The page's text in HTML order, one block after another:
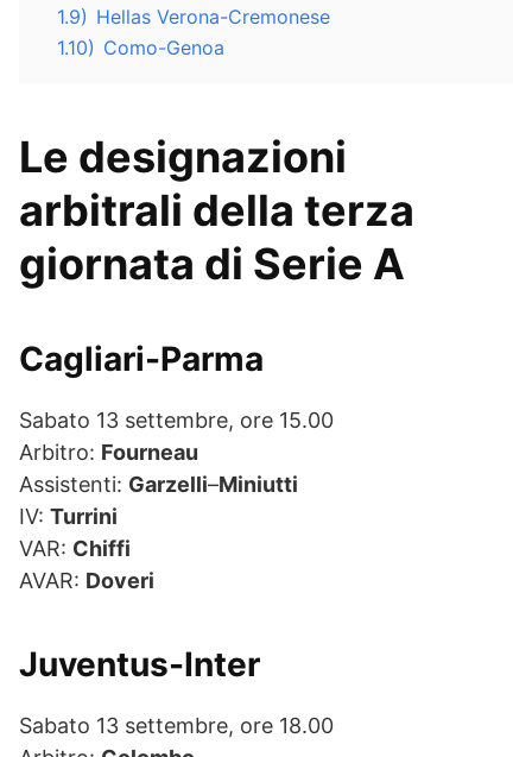
1.9) Hellas Verona-Cremonese
1.10) Como-Genoa
Le designazioni
arbitrali della terza
giornata di Serie A
Cagliari-Parma
Sabato 13 settembre, ore 15.00
Arbitro: Fourneau
Assistenti: Garzelli–Miniutti
IV: Turrini
VAR: Chiffi
AVAR: Doveri
Juventus-Inter
Sabato 13 settembre, ore 18.00